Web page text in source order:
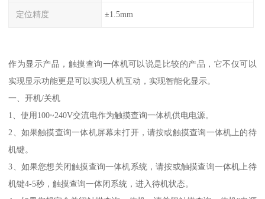
定位精度 ±1.5mm
作为显示产品，触摸查询一体机可以说是比较的产品，它不仅可以
实现显示功能更是可以实现人机互动，实现智能化显示。
一、开机/关机
1、使用100~240V交流电作为触摸查询一体机供电电源。
2、如果触摸查询一体机屏幕未打开，请按或触摸查询一体机上的待
机键。
3、如果您想关闭触摸查询一体机系统，请按或触摸查询一体机上待
机键4-5秒，触摸查询一体闭系统，进入待机状态。